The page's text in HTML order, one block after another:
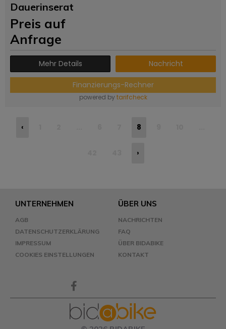
Dauerinserat
Preis auf
Anfrage
Mehr Details Nachricht
Finanzierungs-Rechner
powered by tarifcheck
‹ 8
›
UNTERNEHMEN
AGB
DATENSCHUTZERKLÄRUNG
IMPRESSUM
COOKIES EINSTELLUNGEN
ÜBER UNS
NACHRICHTEN
FAQ
ÜBER BIDABIKE
KONTAKT